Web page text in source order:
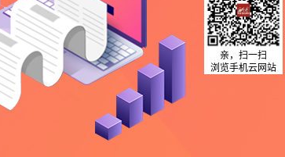
亲，扫一扫
浏览手机云网站